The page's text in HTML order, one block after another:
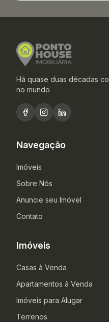
Há quase duas décadas
no mundo
Navegação
Imóveis
Sobre Nós
Anuncie seu Imóvel
Contato
Imóveis
Casas à Venda
Apartamentos à Venda
Imóveis para Alugar
Terrenos